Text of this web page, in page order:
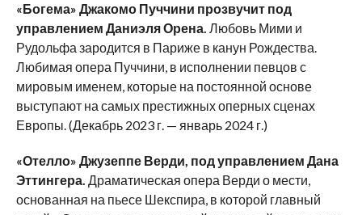
«Богема» Джакомо Пуччини прозвучит под
управлением Даниэля Орена. Любовь Мими и
Рудольфа зародится в Париже в канун Рождества.
Любимая опера Пуччини, в исполнении певцов с
мировым именем, которые на постоянной основе
выступают на самых престижных оперных сценах
Европы. (Декабрь 2023 г. — январь 2024 г.)
«Отелло» Джузеппе Верди, под управлением Дана
Эттингера. Драматическая опера Верди о мести,
основанная на пьесе Шекспира, в которой главный